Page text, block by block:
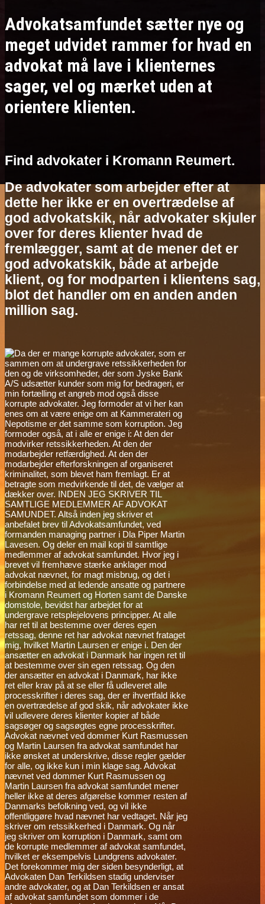
Advokatsamfundet sætter nye og
meget udvidet rammer for hvad en
advokat må lave i klienternes
sager, vel og mærket uden at
orientere klienten.
Find advokater i Kromann Reumert.
De advokater som arbejder efter at
dette her ikke er en overtrædelse af
god advokatskik, når advokater skjuler
over for deres klienter hvad de
fremlægger, samt at de mener det er
god advokatskik, både at arbejde
klient, og for modparten i klientens sag,
blot det handler om en anden anden
million sag.